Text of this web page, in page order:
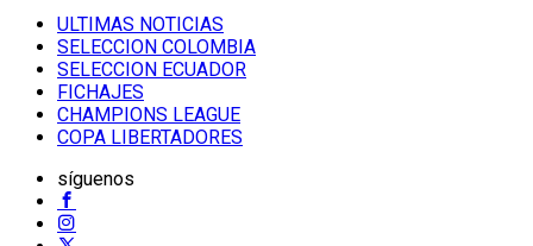
ULTIMAS NOTICIAS
SELECCION COLOMBIA
SELECCION ECUADOR
FICHAJES
CHAMPIONS LEAGUE
COPA LIBERTADORES
síguenos